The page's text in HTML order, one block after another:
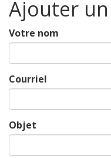
Ajouter
Votre nom
Courriel
Objet